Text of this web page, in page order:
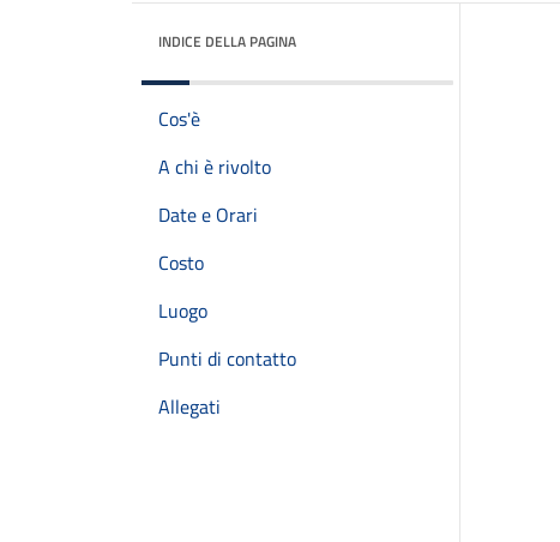
INDICE DELLA PAGINA
Cos'è
A chi è rivolto
Date e Orari
Costo
Luogo
Punti di contatto
Allegati